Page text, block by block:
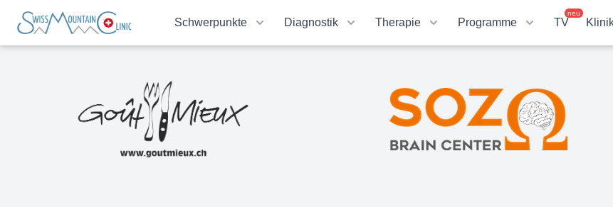
Schwerpunkte Diagnostik Therapie Programme TV
neu